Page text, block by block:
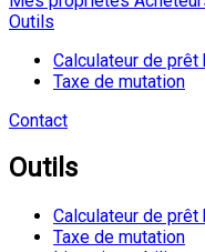
Outils
Calculateur de prêt
Taxe de mutation
Contact
Outils
Calculateur de prêt
Taxe de mutation